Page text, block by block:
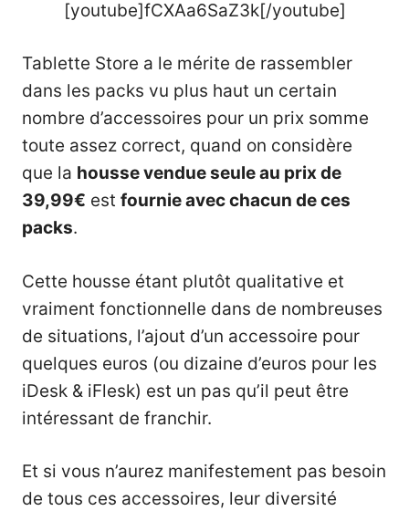
[youtube]fCXAa6SaZ3k[/youtube]
Tablette Store a le mérite de rassembler
dans les packs vu plus haut un certain
nombre d’accessoires pour un prix somme
toute assez correct, quand on considère
que la housse vendue seule au prix de
39,99€ est fournie avec chacun de ces
packs.
Cette housse étant plutôt qualitative et
vraiment fonctionnelle dans de nombreuses
de situations, l’ajout d’un accessoire pour
quelques euros (ou dizaine d’euros pour les
iDesk & iFlesk) est un pas qu’il peut être
intéressant de franchir.
Et si vous n’aurez manifestement pas besoin
de tous ces accessoires, leur diversité